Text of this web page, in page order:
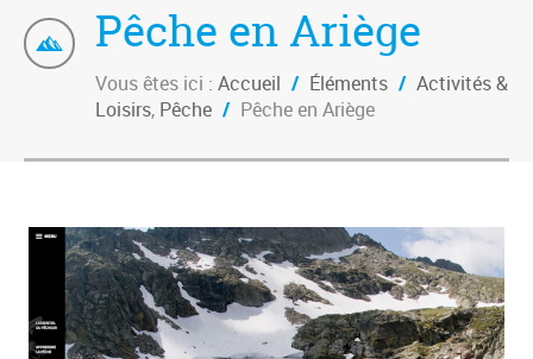
Pêche en Ariège
Vous êtes ici : Accueil / Éléments / Activités &
Loisirs, Pêche / Pêche en Ariège